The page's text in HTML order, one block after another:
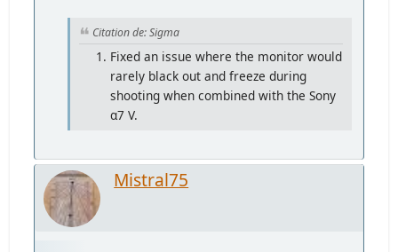
Citation de: Sigma
Fixed an issue where the monitor would
rarely black out and freeze during
shooting when combined with the Sony
α7 V.
Mistral75